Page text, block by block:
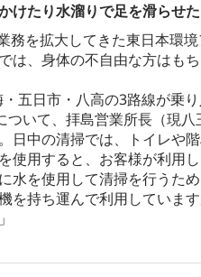
けたり水溜りで足を滑らせ
務を拡大してきた東日本環
は、身体の不自由な方はも
五日市・八高の3路線が乗
ついて、拝島営業所長（現
日中の清掃では、トイレや
使用すると、お客様が利
水を使用して清掃を行う
を持ち運んで利用してい